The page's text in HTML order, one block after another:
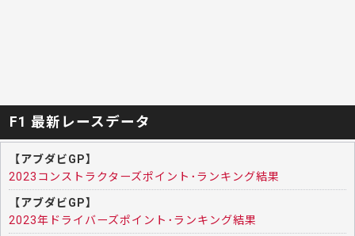
F1 最新レースデータ
【アブダビGP】
2023コンストラクターズポイント･ランキング結果
【アブダビGP】
2023年ドライバーズポイント･ランキング結果